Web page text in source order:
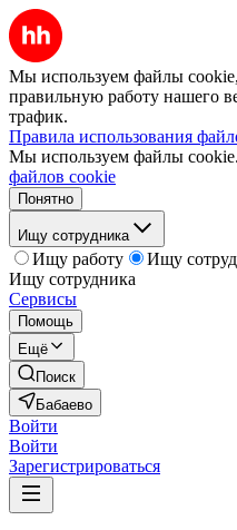
Мы используем файлы
правильную работу нашего
трафик.
Правила использования
Мы используем файлы cookie.
файлов cookie
Понятно
Ищу сотрудника
Ищу работу
Ищу
Ищу сотрудника
Сервисы
Помощь
Ещё
Поиск
Бабаево
Войти
Войти
Зарегистрироваться